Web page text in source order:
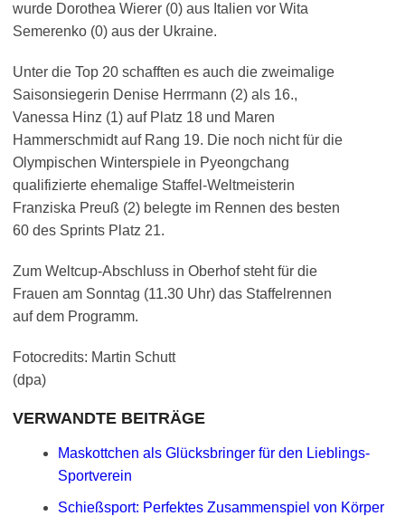
wurde Dorothea Wierer (0) aus Italien vor Wita
Semerenko (0) aus der Ukraine.
Unter die Top 20 schafften es auch die zweimalige
Saisonsiegerin Denise Herrmann (2) als 16.,
Vanessa Hinz (1) auf Platz 18 und Maren
Hammerschmidt auf Rang 19. Die noch nicht für die
Olympischen Winterspiele in Pyeongchang
qualifizierte ehemalige Staffel-Weltmeisterin
Franziska Preuß (2) belegte im Rennen des besten
60 des Sprints Platz 21.
Zum Weltcup-Abschluss in Oberhof steht für die
Frauen am Sonntag (11.30 Uhr) das Staffelrennen
auf dem Programm.
Fotocredits: Martin Schutt
(dpa)
VERWANDTE BEITRÄGE
Maskottchen als Glücksbringer für den Lieblings-
Sportverein
Schießsport: Perfektes Zusammenspiel von Körper